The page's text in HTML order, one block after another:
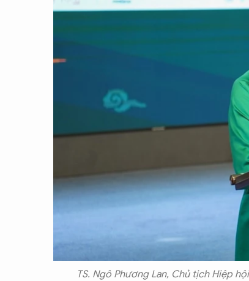
TS. Ngô Phương Lan, Chủ tịch Hiệp